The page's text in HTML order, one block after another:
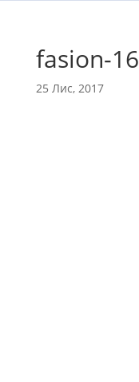
fasion-16
25 Лис, 2017